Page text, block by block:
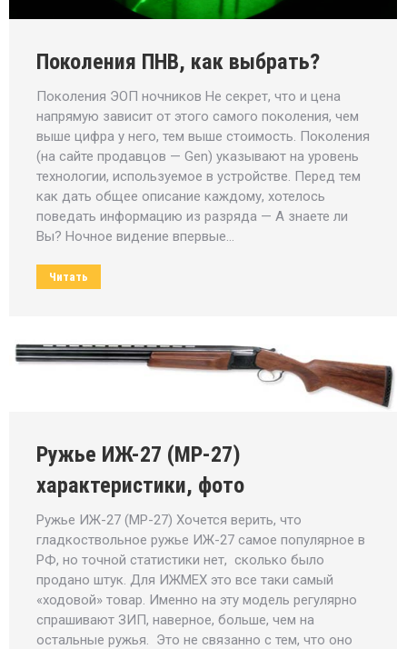
Поколения ПНВ, как выбрать?
Поколения ЭОП ночников Не секрет, что и цена
напрямую зависит от этого самого поколения, чем
выше цифра у него, тем выше стоимость. Поколения
(на сайте продавцов — Gen) указывают на уровень
технологии, используемое в устройстве. Перед тем
как дать общее описание каждому, хотелось
поведать информацию из разряда — А знаете ли
Вы? Ночное видение впервые…
Читать
Ружье ИЖ-27 (МР-27)
характеристики, фото
Ружье ИЖ-27 (МР-27) Хочется верить, что
гладкоствольное ружье ИЖ-27 самое популярное в
РФ, но точной статистики нет, сколько было
продано штук. Для ИЖМЕХ это все таки самый
«ходовой» товар. Именно на эту модель регулярно
спрашивают ЗИП, наверное, больше, чем на
остальные ружья. Это не связанно с тем, что оно